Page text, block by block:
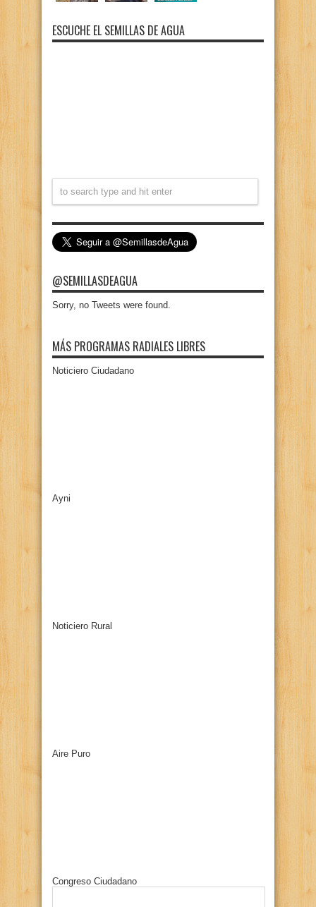
ESCUCHE EL SEMILLAS DE AGUA
@SEMILLASDEAGUA
Sorry, no Tweets were found.
MÁS PROGRAMAS RADIALES LIBRES
Noticiero Ciudadano
Ayni
Noticiero Rural
Aire Puro
Congreso Ciudadano